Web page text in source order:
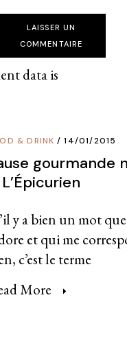
LAISSER UN
COMMENTAIRE
data is
& DRINK 14/01/2015
gourmande
y a bien un mot que
et qui me
c’est le terme
More